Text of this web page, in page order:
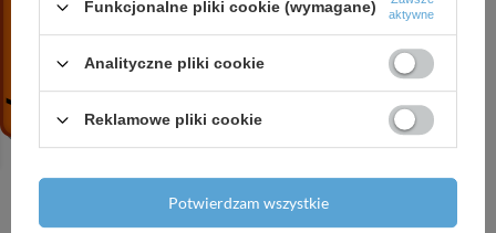
+ Dodaj do porównania
Funkcjonalne pliki cookie (wymagane)
aktywne
Analityczne pliki cookie
Reklamowe pliki cookie
Potwierdzam wszystkie